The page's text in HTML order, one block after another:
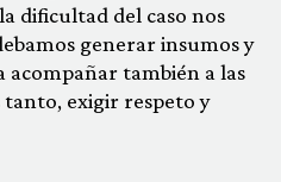
dificultad del caso nos
generar insumos y
acompañar también a las
exigir respeto y